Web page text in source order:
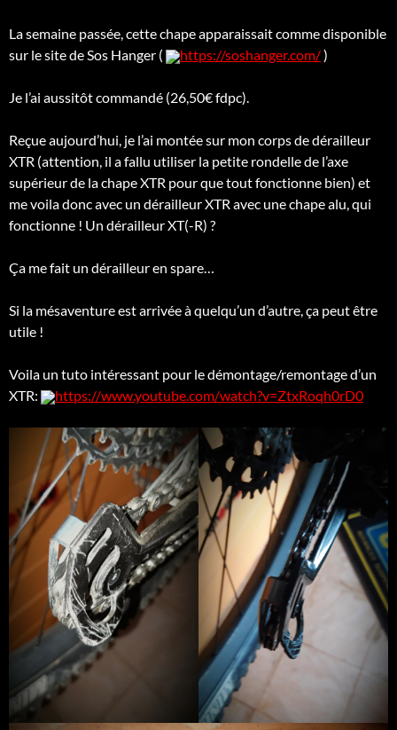
La semaine passée, cette chape apparaissait comme disponible
sur le site de Sos Hanger (
https://soshanger.com/)
Je l’ai aussitôt commandé (26,50€ fdpc).
Reçue aujourd’hui, je l’ai montée sur mon corps de dérailleur
XTR (attention, il a fallu utiliser la petite rondelle de l’axe
supérieur de la chape XTR pour que tout fonctionne bien) et
me voila donc avec un dérailleur XTR avec une chape alu, qui
fonctionne ! Un dérailleur XT(-R) ?
Ça me fait un dérailleur en spare…
Si la mésaventure est arrivée à quelqu’un d’autre, ça peut être
utile !
Voila un tuto intéressant pour le démontage/remontage d’un
XTR:
https://www.youtube.com/watch?v=ZtxRoqh0rD0